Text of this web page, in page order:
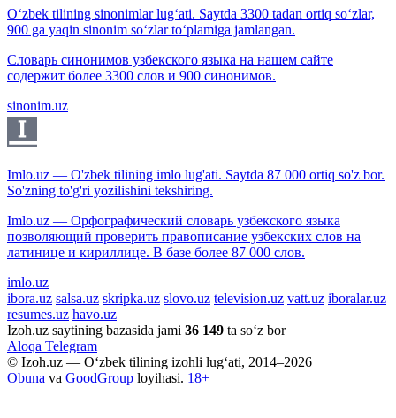
O‘zbek tilining sinonimlar lug‘ati. Saytda 3300 tadan ortiq so‘zlar,
900 ga yaqin sinonim so‘zlar to‘plamiga jamlangan.
Словарь синонимов узбекского языка на нашем сайте
содержит более 3300 слов и 900 синонимов.
sinonim.uz
Imlo.uz — O'zbek tilining imlo lug'ati. Saytda 87 000 ortiq so'z bor.
So'zning to'g'ri yozilishini tekshiring.
Imlo.uz — Орфографический словарь узбекского языка
позволяющий проверить правописание узбекских слов на
латинице и кириллице. В базе более 87 000 слов.
imlo.uz
ibora.uz salsa.uz skripka.uz slovo.uz television.uz vatt.uz iboralar.uz
resumes.uz havo.uz
Izoh.uz saytining bazasida jami 36 149 ta so‘z bor
Aloqa Telegram
© Izoh.uz — O‘zbek tilining izohli lug‘ati, 2014–2026
Obuna va GoodGroup loyihasi. 18+